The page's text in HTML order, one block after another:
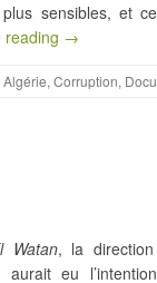
sensibles, et
reading →
Algérie, Corruption,
Watan, la
aurait eu